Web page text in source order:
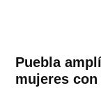
Puebla
mujeres